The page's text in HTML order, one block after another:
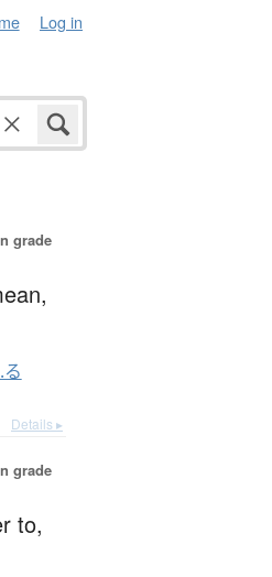
Log in
grade
Details ▸
grade
to,